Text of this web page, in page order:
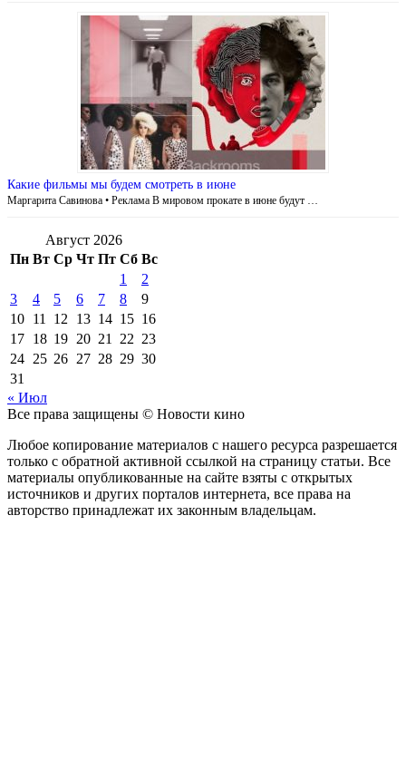
Какие фильмы мы будем смотреть в июне
Маргарита Савинова • Реклама В мировом прокате в июне будут …
Август 2026
Пн Вт Ср Чт Пт Сб Вс
1
2
3
4 5 6 7 8
9
10 11 12 13 14 15 16
17 18 19 20 21 22 23
24 25 26 27 28 29 30
31
« Июл
Все права защищены © Новости кино
Любое копирование материалов с нашего ресурса разрешается
только с обратной активной ссылкой на страницу статьи. Все
материалы опубликованные на сайте взяты с открытых
источников и других порталов интернета, все права на
авторство принадлежат их законным владельцам.